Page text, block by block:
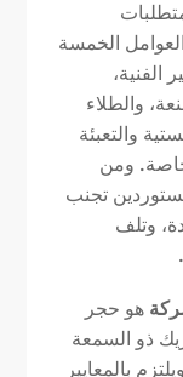
الخمسة
الفنية،
والطلاء
والتعبئة
ومن
تجنب
وتلف
هو حجر
ذو السمعة
بالمعايير